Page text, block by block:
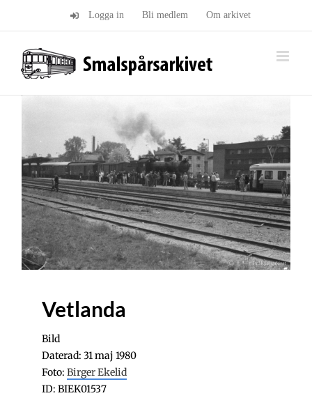
Logga in Bli medlem Om arkivet
Vetlanda
Bild
Daterad: 31 maj 1980
Foto: Birger Ekelid
ID: BIEK01537